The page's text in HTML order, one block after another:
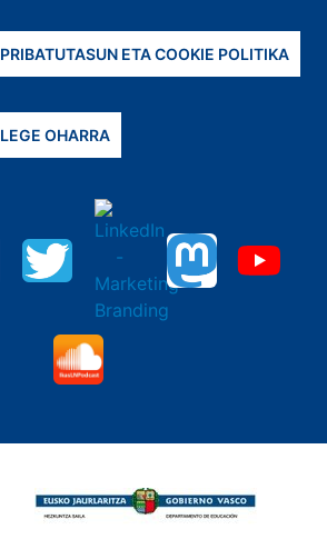
PRIBATUTASUN ETA COOKIE POLITIKA
LEGE OHARRA